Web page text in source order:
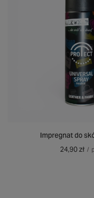
Impregnat do
24,90 zł /